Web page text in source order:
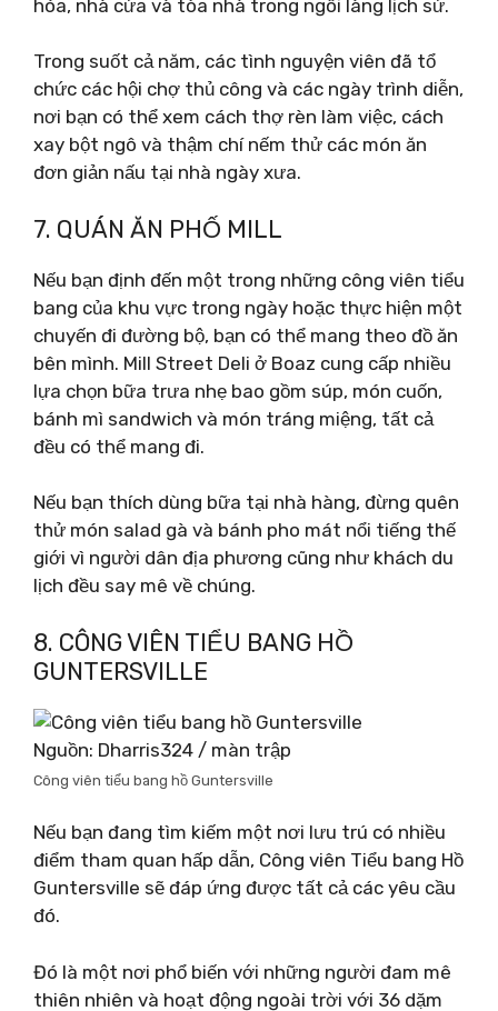
hóa, nhà cửa và tòa nhà trong ngôi làng lịch sử.
Trong suốt cả năm, các tình nguyện viên đã tổ
chức các hội chợ thủ công và các ngày trình diễn,
nơi bạn có thể xem cách thợ rèn làm việc, cách
xay bột ngô và thậm chí nếm thử các món ăn
đơn giản nấu tại nhà ngày xưa.
7. QUÁN ĂN PHỐ MILL
Nếu bạn định đến một trong những công viên tiểu
bang của khu vực trong ngày hoặc thực hiện một
chuyến đi đường bộ, bạn có thể mang theo đồ ăn
bên mình. Mill Street Deli ở Boaz cung cấp nhiều
lựa chọn bữa trưa nhẹ bao gồm súp, món cuốn,
bánh mì sandwich và món tráng miệng, tất cả
đều có thể mang đi.
Nếu bạn thích dùng bữa tại nhà hàng, đừng quên
thử món salad gà và bánh pho mát nổi tiếng thế
giới vì người dân địa phương cũng như khách du
lịch đều say mê về chúng.
8. CÔNG VIÊN TIỂU BANG HỒ
GUNTERSVILLE
Nguồn: Dharris324 / màn trập
Công viên tiểu bang hồ Guntersville
Nếu bạn đang tìm kiếm một nơi lưu trú có nhiều
điểm tham quan hấp dẫn, Công viên Tiểu bang Hồ
Guntersville sẽ đáp ứng được tất cả các yêu cầu
đó.
Đó là một nơi phổ biến với những người đam mê
thiên nhiên và hoạt động ngoài trời với 36 dặm